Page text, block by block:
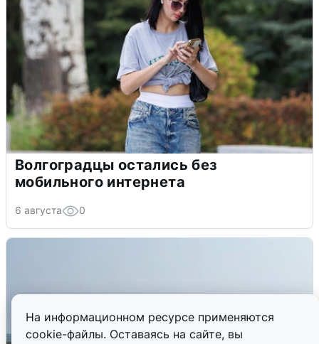
На информационном ресурсе применяются
cookie-файлы. Оставаясь на сайте, вы
Волгоградцы остались без
мобильного интернета
6 августа 0